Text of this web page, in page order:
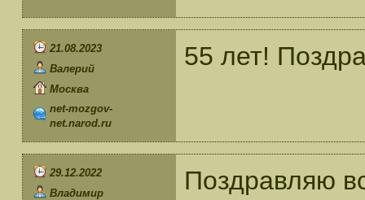
21.08.2023
Валерий
Москва
net-mozgov-
net.narod.ru
55 лет!
29.12.2022
Владимир
Поздравляю